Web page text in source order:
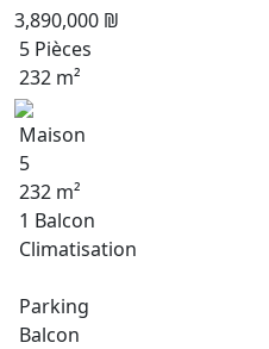
3,890,000 ₪
5 Pièces
232 m²
Maison
5
232 m²
1 Balcon
Climatisation
Parking
Balcon